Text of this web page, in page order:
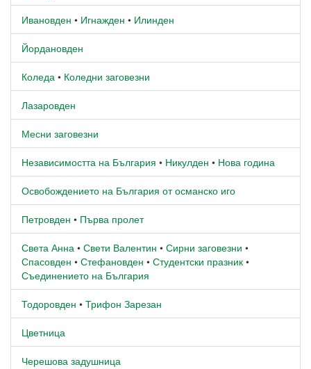
Ивановден • Игнажден • Илинден
Йордановден
Коледа • Коледни заговезни
Лазаровден
Месни заговезни
Независимостта на България • Никулден • Нова година
Освобождението на България от османско иго
Петровден • Първа пролет
Света Анна • Свети Валентин • Сирни заговезни •
Спасовден • Стефановден • Студентски празник •
Съединението на България
Тодоровден • Трифон Зарезан
Цветница
Черешова задушница